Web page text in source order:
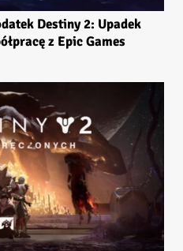
Destiny 2: Upadek
z Epic Games